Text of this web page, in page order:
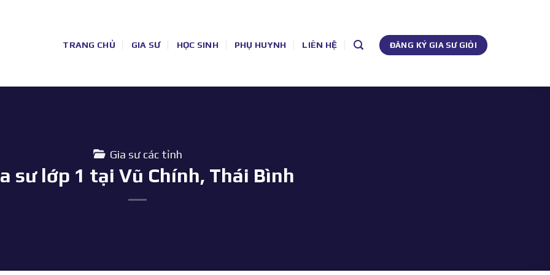
TRANG CHỦ GIA SƯ HỌC SINH PHỤ HUYNH LIÊN HỆ ĐĂNG KÝ GIA SƯ GIỎI
Gia sư các tỉnh
sư lớp 1 tại Vũ Chính, Thái Bình